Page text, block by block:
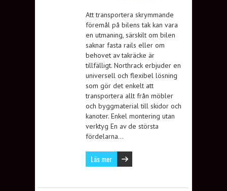
Att transportera skrymmande
föremål på bilens tak kan vara
en utmaning, särskilt om bilen
saknar fasta rails eller om
behovet av takräcke är
tillfälligt. Northrack erbjuder en
universell och flexibel lösning
som gör det enkelt att
transportera allt från möbler
och byggmaterial till skidor och
kanoter. Enkel montering utan
verktyg En av de största
fördelarna…
Läs mer